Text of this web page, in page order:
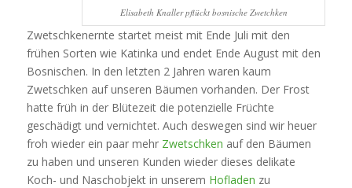
Elisabeth Knaller pflückt bosnische Zwetchken
Zwetschkenernte startet meist mit Ende Juli mit den
frühen Sorten wie Katinka und endet Ende August mit den
Bosnischen. In den letzten 2 Jahren waren kaum
Zwetschken auf unseren Bäumen vorhanden. Der Frost
hatte früh in der Blütezeit die potenzielle Früchte
geschädigt und vernichtet. Auch deswegen sind wir heuer
froh wieder ein paar mehr Zwetschken auf den Bäumen
zu haben und unseren Kunden wieder dieses delikate
Koch- und Naschobjekt in unserem Hofladen zu